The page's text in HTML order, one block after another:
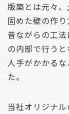
版築とは元々
固めた壁の作り
昔ながらの工
の内部で行うと
人手がかかる
た。
当社オリジナ